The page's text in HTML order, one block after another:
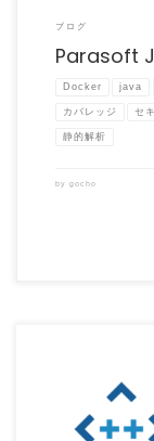
ブログ
Parasoft
Docker java
カバレッジ セ
静的解析
by gocho